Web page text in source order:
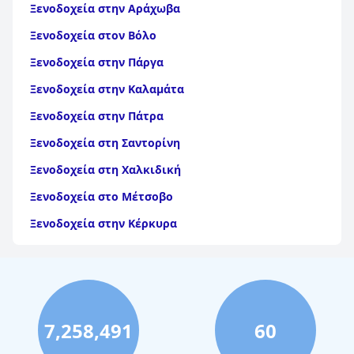
Ξενοδοχεία στην Αράχωβα
Ξενοδοχεία στον Βόλο
Ξενοδοχεία στην Πάργα
Ξενοδοχεία στην Καλαμάτα
Ξενοδοχεία στην Πάτρα
Ξενοδοχεία στη Σαντορίνη
Ξενοδοχεία στη Χαλκιδική
Ξενοδοχεία στο Μέτσοβο
Ξενοδοχεία στην Κέρκυρα
Ξενοδοχεία στην Αίγινα
Ξενοδοχεία στην Πάρο
Ξενοδοχεία στο Λουτράκι
7,258,491 60